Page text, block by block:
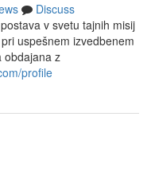
Discuss
v svetu tajnih misij
uspešnem izvedbenem
obdajana z
profile